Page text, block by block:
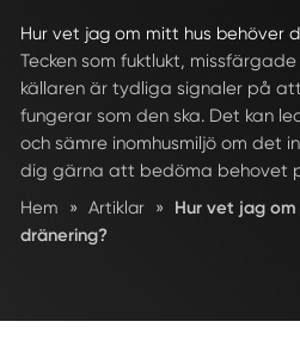
Hur vet jag om mitt hus behöver
Tecken som fuktlukt,
källaren är tydliga signaler på
fungerar som den ska. Det kan
och sämre inomhusmiljö om det
dig gärna att bedöma behovet
Hem
» Artiklar »
Hur vet jag
dränering?